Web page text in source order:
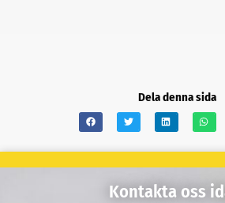
Dela denna sida
Kontakta oss